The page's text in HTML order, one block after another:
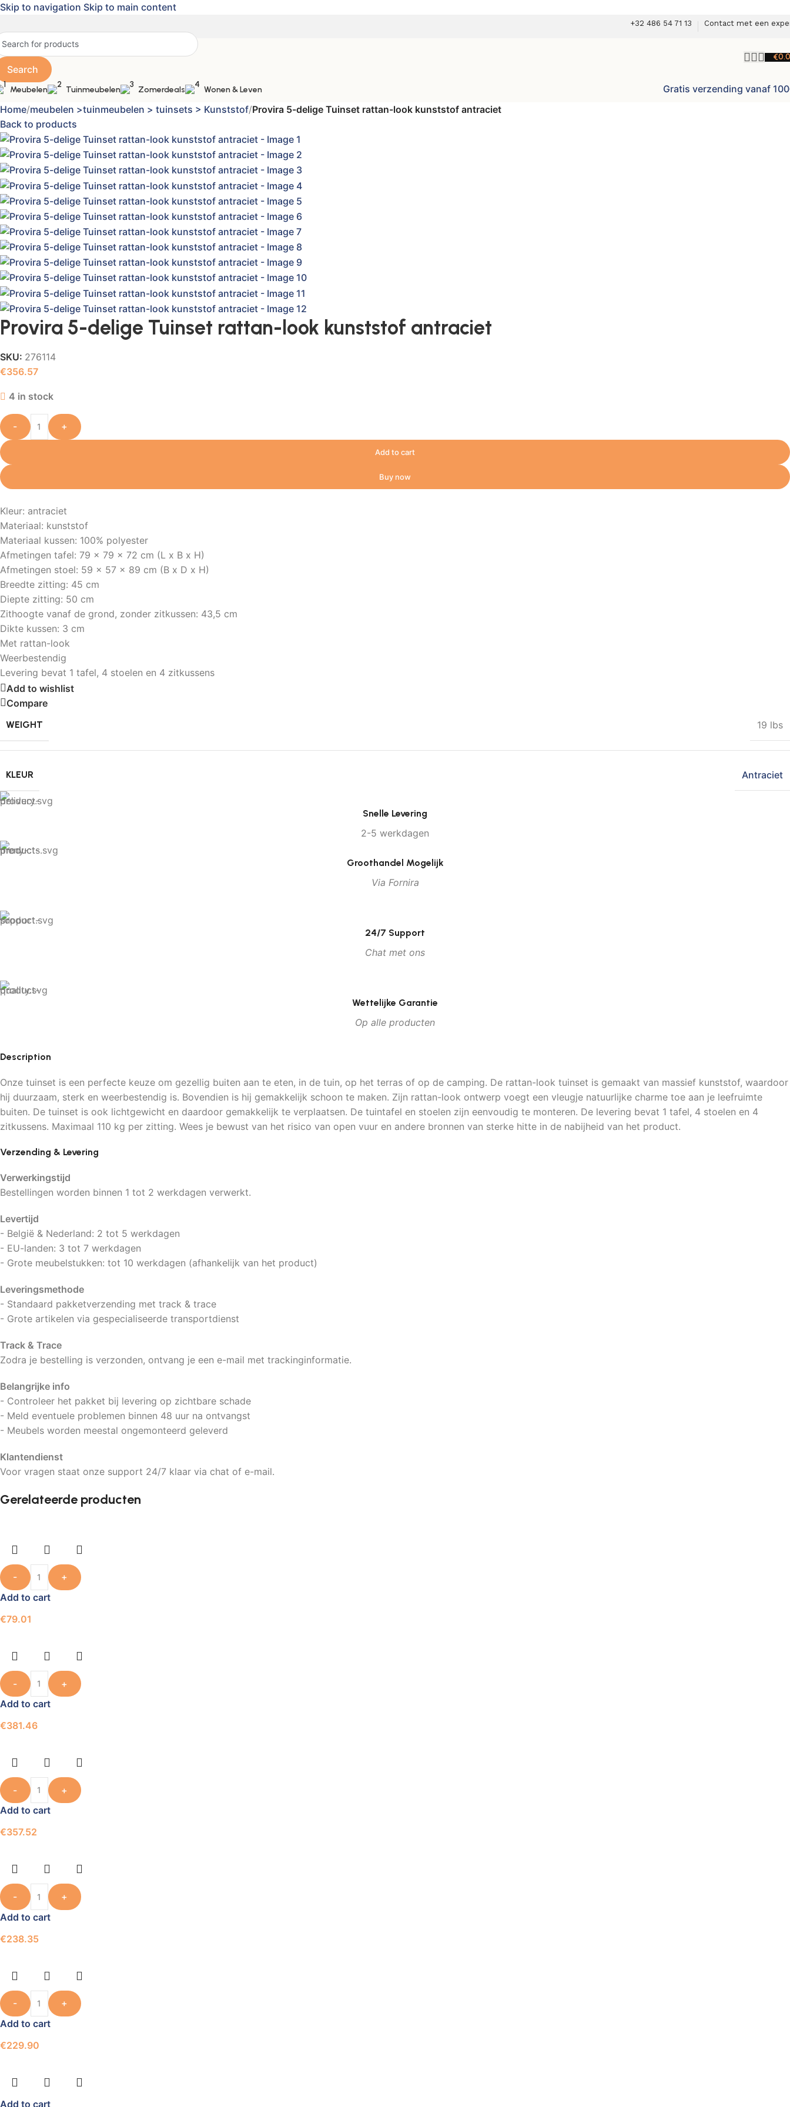
Skip to navigation Skip to main content
+32 486 54 71 13 Contact met een
Search
€
Meubelen Tuinmeubelen Zomerdeals Wonen & Leven
Gratis verzending vanaf
Home/meubelen >tuinmeubelen > tuinsets > Kunststof/Provira 5-delige Tuinset rattan-look kunststof antraciet
Back to products
Provira 5-delige Tuinset rattan-look kunststof antraciet
SKU: 276114
€356.57
4 in stock
- +
Add to cart
Buy now
Kleur: antraciet
Materiaal: kunststof
Materiaal kussen: 100% polyester
Afmetingen tafel: 79 x 79 x 72 cm (L x B x H)
Afmetingen stoel: 59 x 57 x 89 cm (B x D x H)
Breedte zitting: 45 cm
Diepte zitting: 50 cm
Zithoogte vanaf de grond, zonder zitkussen: 43,5 cm
Dikte kussen: 3 cm
Met rattan-look
Weerbestendig
Levering bevat 1 tafel, 4 stoelen en 4 zitkussens
Add to wishlist
Compare
WEIGHT 19 lbs
KLEUR Antraciet
Snelle Levering
2-5 werkdagen
Groothandel Mogelijk
Via Fornira
24/7 Support
Chat met ons
Wettelijke Garantie
Op alle producten
Description
Onze tuinset is een perfecte keuze om gezellig buiten aan te eten, in de tuin, op het terras of op de camping. De rattan-look tuinset is gemaakt van massief kunststof, waardoor
hij duurzaam, sterk en weerbestendig is. Bovendien is hij gemakkelijk schoon te maken. Zijn rattan-look ontwerp voegt een vleugje natuurlijke charme toe aan je leefruimte
buiten. De tuinset is ook lichtgewicht en daardoor gemakkelijk te verplaatsen. De tuintafel en stoelen zijn eenvoudig te monteren. De levering bevat 1 tafel, 4 stoelen en 4
zitkussens. Maximaal 110 kg per zitting. Wees je bewust van het risico van open vuur en andere bronnen van sterke hitte in de nabijheid van het product.
Verzending & Levering
Verwerkingstijd
Bestellingen worden binnen 1 tot 2 werkdagen verwerkt.
Levertijd
- België & Nederland: 2 tot 5 werkdagen
- EU-landen: 3 tot 7 werkdagen
- Grote meubelstukken: tot 10 werkdagen (afhankelijk van het product)
Leveringsmethode
- Standaard pakketverzending met track & trace
- Grote artikelen via gespecialiseerde transportdienst
Track & Trace
Zodra je bestelling is verzonden, ontvang je een e-mail met trackinginformatie.
Belangrijke info
- Controleer het pakket bij levering op zichtbare schade
- Meld eventuele problemen binnen 48 uur na ontvangst
- Meubels worden meestal ongemonteerd geleverd
Klantendienst
Voor vragen staat onze support 24/7 klaar via chat of e-mail.
Gerelateerde producten
-
+
Add to cart
€79.01
-
+
Add to cart
€381.46
-
+
Add to cart
€357.52
-
+
Add to cart
€238.35
-
+
Add to cart
€229.90
Add to cart